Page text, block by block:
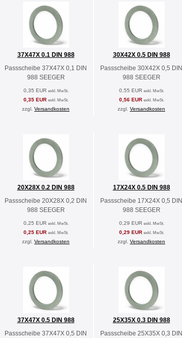
37X47X 0.1 DIN 988
Passscheibe 37X47X 0,1 DIN
988 SEEGER
0,35 EUR exkl. MwSt.
0,35 EUR exkl. MwSt.
zzgl. Versandkosten
30X42X 0.5 DIN 988
Passscheibe 30X42X 0,5 DIN
988 SEEGER
0,55 EUR exkl. MwSt.
0,56 EUR exkl. MwSt.
zzgl. Versandkosten
20X28X 0.2 DIN 988
Passscheibe 20X28X 0,2 DIN
988 SEEGER
0,25 EUR exkl. MwSt.
0,25 EUR exkl. MwSt.
zzgl. Versandkosten
17X24X 0.5 DIN 988
Passscheibe 17X24X 0,5 DIN
988 SEEGER
0,29 EUR exkl. MwSt.
0,29 EUR exkl. MwSt.
zzgl. Versandkosten
37X47X 0.5 DIN 988
Passscheibe 37X47X 0,5 DIN
25X35X 0.3 DIN 988
Passscheibe 25X35X 0,3 DIN